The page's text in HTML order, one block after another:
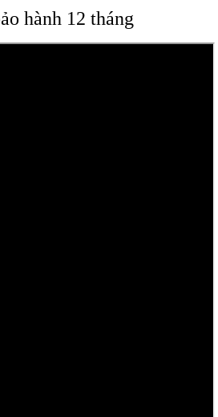
hành 12 tháng